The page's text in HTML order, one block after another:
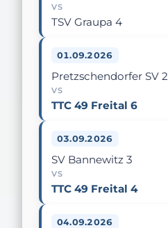
VS
TSV Graupa 4
01.09.2026
Pretzschendorfer SV 2
VS
TTC 49 Freital 6
03.09.2026
SV Bannewitz 3
VS
TTC 49 Freital 4
04.09.2026